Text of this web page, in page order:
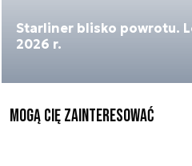
Starliner blisko powrotu.
2026 r.
Mogą Cię zainteresować